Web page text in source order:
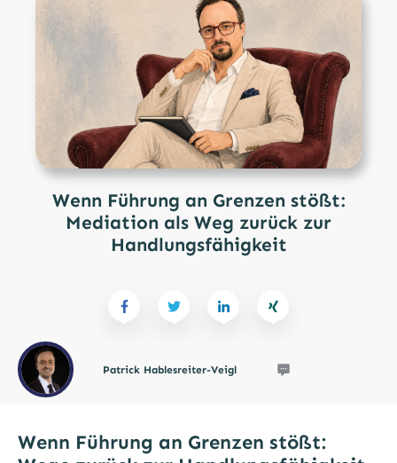
Wenn Führung an Grenzen stößt:
Mediation als Weg zurück zur
Handlungsfähigkeit
Patrick Hablesreiter-Veigl
Wenn Führung an Grenzen stößt: